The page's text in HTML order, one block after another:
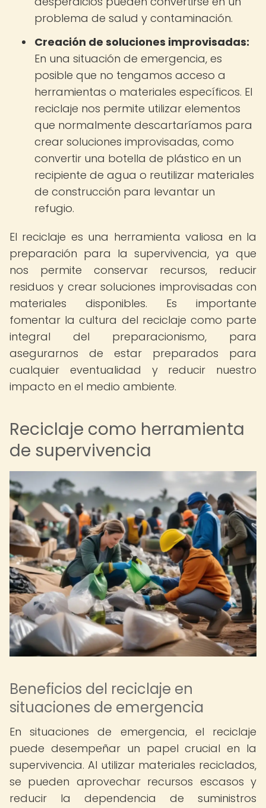
problema de salud y contaminación.
Creación de soluciones improvisadas:
En una situación de emergencia, es
posible que no tengamos acceso a
herramientas o materiales específicos. El
reciclaje nos permite utilizar elementos
que normalmente descartaríamos para
crear soluciones improvisadas, como
convertir una botella de plástico en un
recipiente de agua o reutilizar materiales
de construcción para levantar un
refugio.
El reciclaje es una herramienta valiosa en la
preparación para la supervivencia, ya que
nos permite conservar recursos, reducir
residuos y crear soluciones improvisadas con
materiales disponibles. Es importante
fomentar la cultura del reciclaje como parte
integral del preparacionismo, para
asegurarnos de estar preparados para
cualquier eventualidad y reducir nuestro
impacto en el medio ambiente.
Reciclaje como herramienta
de supervivencia
Beneficios del reciclaje en
situaciones de emergencia
En situaciones de emergencia, el reciclaje
puede desempeñar un papel crucial en la
supervivencia. Al utilizar materiales reciclados,
se pueden aprovechar recursos escasos y
reducir la dependencia de suministros